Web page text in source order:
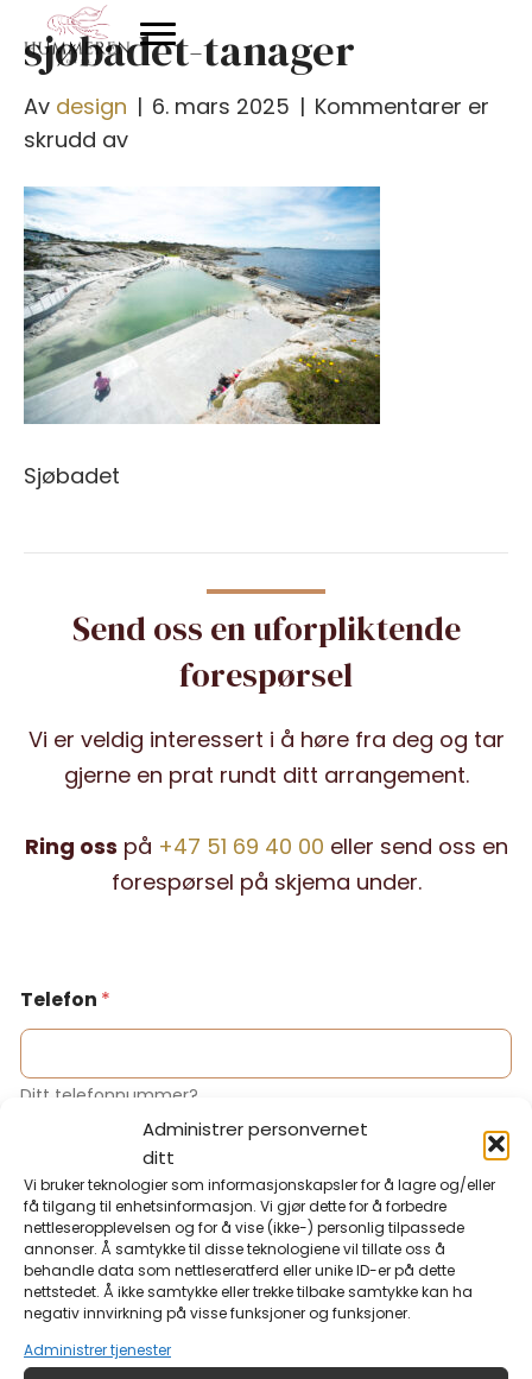
Administrer personvernet
ditt
Vi bruker teknologier som informasjonskapsler for å lagre og/eller
få tilgang til enhetsinformasjon. Vi gjør dette for å forbedre
nettleseropplevelsen og for å vise (ikke-) personlig tilpassede
annonser. Å samtykke til disse teknologiene vil tillate oss å
behandle data som nettleseratferd eller unike ID-er på dette
nettstedet. Å ikke samtykke eller trekke tilbake samtykke kan ha
negativ innvirkning på visse funksjoner og funksjoner.
Administrer tjenester
sjøbadet-tanager
Av design | 6. mars 2025 | Kommentarer er
skrudd avfor
tanager
Sjøbadet
Send oss en uforpliktende
forespørsel
Vi er veldig interessert i å høre fra deg og tar
gjerne en prat rundt ditt arrangement.
Ring oss på +47 51 69 40 00 eller send oss en
forespørsel på skjema under.
Telefon *
Ditt telefonnummer?
Din e-postadresse?
Melding